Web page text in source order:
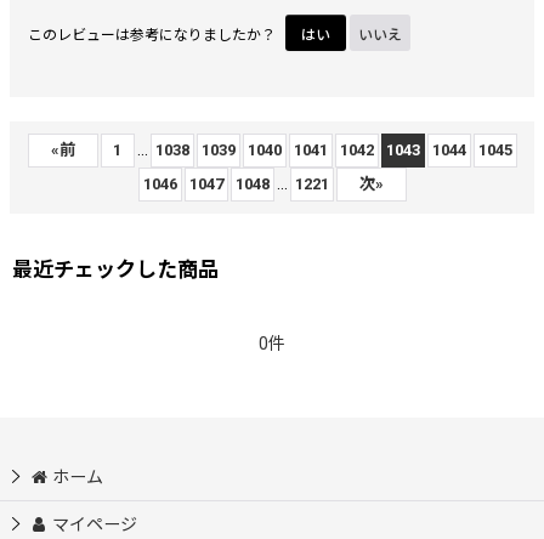
このレビューは参考になりましたか？ はい いいえ
«前 1 1038 1039 1040 1041 1042 1043 1044
1045
1046
1047 1048 1221 次»
最近チェックした商品
0件
ホーム
マイページ